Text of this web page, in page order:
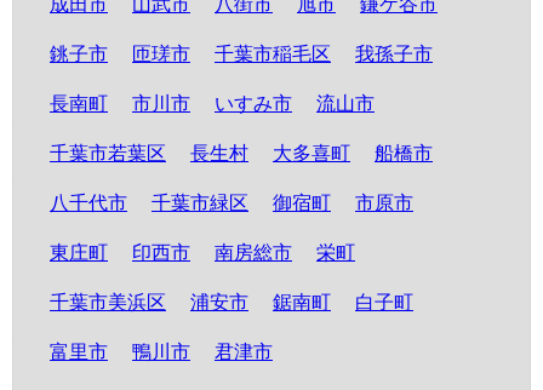
成田市 山武市 八街市 旭市 鎌ケ谷市
銚子市 匝瑳市 千葉市稲毛区 我孫子市
長南町 市川市 いすみ市 流山市
千葉市若葉区 長生村 大多喜町 船橋市
八千代市 千葉市緑区 御宿町 市原市
東庄町 印西市 南房総市 栄町
千葉市美浜区 浦安市 鋸南町 白子町
富里市 鴨川市 君津市